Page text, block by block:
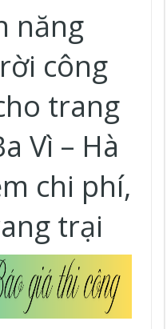
năng
công
trang
Vì – Hà
chi phí,
trại